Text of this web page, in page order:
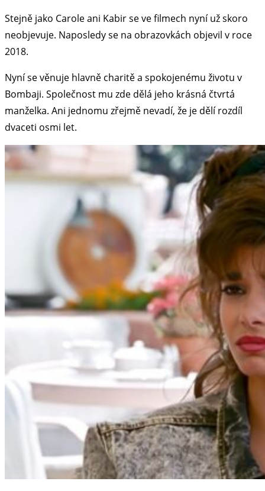
Stejně jako Carole ani Kabir se ve filmech nyní už skoro
neobjevuje. Naposledy se na obrazovkách objevil v roce
2018.
Nyní se věnuje hlavně charitě a spokojenému životu v
Bombaji. Společnost mu zde dělá jeho krásná čtvrtá
manželka. Ani jednomu zřejmě nevadí, že je dělí rozdíl
dvaceti osmi let.